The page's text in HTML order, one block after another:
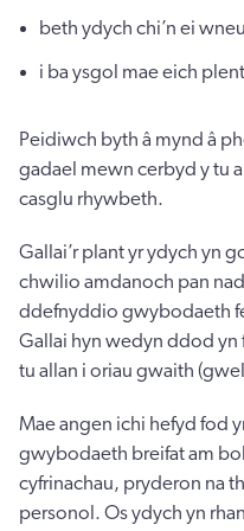
beth ydych chi’n ei
i ba ysgol mae eich
Peidiwch byth â mynd â
gadael mewn cerbyd y tu
casglu rhywbeth.
Gallai’r plant yr ydych yn
chwilio amdanoch pan
ddefnyddio gwybodaeth
Gallai hyn wedyn ddod yn
tu allan i oriau gwaith
Mae angen ichi hefyd fod
gwybodaeth breifat am
cyfrinachau, pryderon na
personol. Os ydych yn